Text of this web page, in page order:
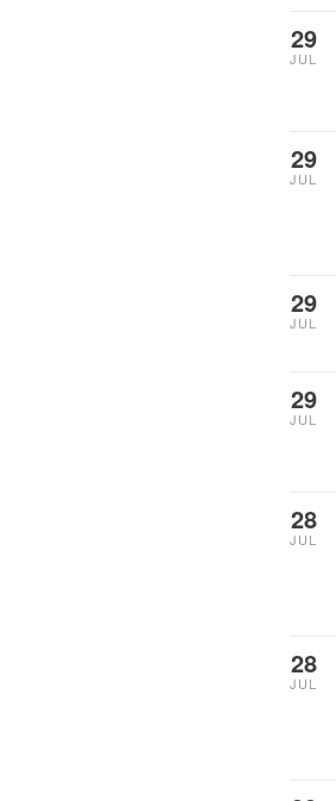
29
JUL
29
JUL
29
JUL
29
JUL
28
JUL
28
JUL